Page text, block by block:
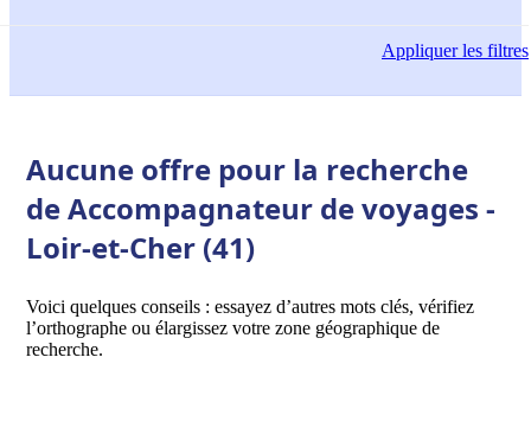
Appliquerles filtres
Aucune offre pour la recherche
de Accompagnateur de voyages -
Loir-et-Cher (41)
Voici quelques conseils : essayez d’autres mots clés, vérifiez
l’orthographe ou élargissez votre zone géographique de
recherche.